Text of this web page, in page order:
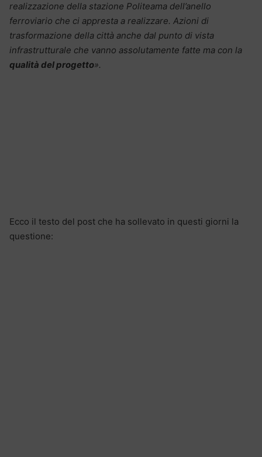
realizzazione della stazione Politeama dell’anello
ferroviario che ci appresta a realizzare. Azioni di
trasformazione della città anche dal punto di vista
infrastrutturale che vanno assolutamente fatte ma con la
qualità del progetto».
Ecco il testo del post che ha sollevato in questi giorni la
questione: